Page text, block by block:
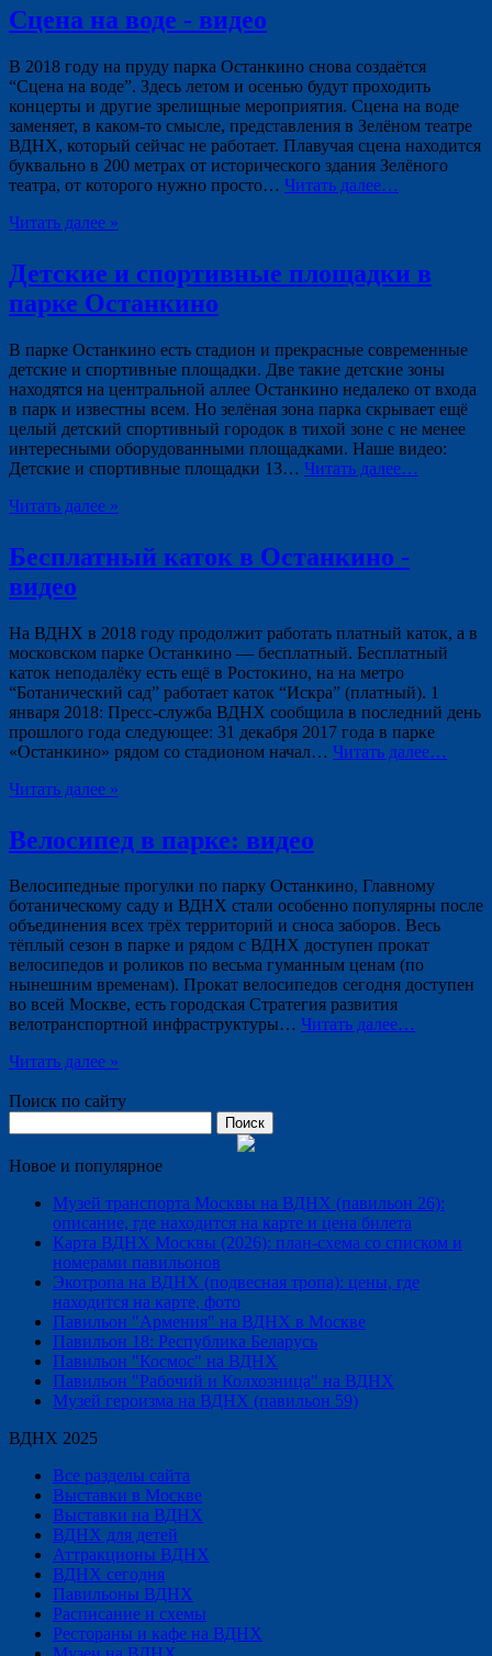
Сцена на воде - видео
В 2018 году на пруду парка Останкино снова создаётся
“Сцена на воде”. Здесь летом и осенью будут проходить
концерты и другие зрелищные мероприятия. Сцена на воде
заменяет, в каком-то смысле, представления в Зелёном театре
ВДНХ, который сейчас не работает. Плавучая сцена находится
буквально в 200 метрах от исторического здания Зелёного
театра, от которого нужно просто… Читать далее…
Читать далее »
Детские и спортивные площадки в
парке Останкино
В парке Останкино есть стадион и прекрасные современные
детские и спортивные площадки. Две такие детские зоны
находятся на центральной аллее Останкино недалеко от входа
в парк и известны всем. Но зелёная зона парка скрывает ещё
целый детский спортивный городок в тихой зоне с не менее
интересными оборудованными площадками. Наше видео:
Детские и спортивные площадки 13… Читать далее…
Читать далее »
Бесплатный каток в Останкино -
видео
На ВДНХ в 2018 году продолжит работать платный каток, а в
московском парке Останкино — бесплатный. Бесплатный
каток неподалёку есть ещё в Ростокино, на на метро
“Ботанический сад” работает каток “Искра” (платный). 1
января 2018: Пресс-служба ВДНХ сообщила в последний день
прошлого года следующее: 31 декабря 2017 года в парке
«Останкино» рядом со стадионом начал… Читать далее…
Читать далее »
Велосипед в парке: видео
Велосипедные прогулки по парку Останкино, Главному
ботаническому саду и ВДНХ стали особенно популярны после
объединения всех трёх территорий и сноса заборов. Весь
тёплый сезон в парке и рядом с ВДНХ доступен прокат
велосипедов и роликов по весьма гуманным ценам (по
нынешним временам). Прокат велосипедов сегодня доступен
во всей Москве, есть городская Стратегия развития
велотранспортной инфраструктуры… Читать далее…
Читать далее »
Поиск по сайту
Новое и популярное
Музей транспорта Москвы на ВДНХ (павильон 26):
описание, где находится на карте и цена билета
Карта ВДНХ Москвы (2026): план-схема со списком и
номерами павильонов
Экотропа на ВДНХ (подвесная тропа): цены, где
находится на карте, фото
Павильон "Армения" на ВДНХ в Москве
Павильон 18: Республика Беларусь
Павильон "Космос" на ВДНХ
Павильон "Рабочий и Колхозница" на ВДНХ
Музей героизма на ВДНХ (павильон 59)
ВДНХ 2025
Все разделы сайта
Выставки в Москве
Выставки на ВДНХ
ВДНХ для детей
Аттракционы ВДНХ
ВДНХ сегодня
Павильоны ВДНХ
Расписание и схемы
Рестораны и кафе на ВДНХ